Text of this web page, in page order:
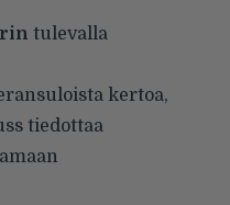
tulevalla
kertoa,
tiedottaa